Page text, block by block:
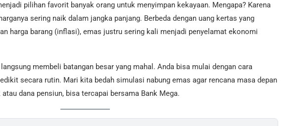
pilihan favorit banyak orang untuk menyimpan kekayaan. Mengapa? Karena
sering naik dalam jangka panjang. Berbeda dengan uang kertas yang
harga barang (inflasi), emas justru sering kali menjadi penyelamat ekonomi
membeli batangan besar yang mahal. Anda bisa mulai dengan cara
secara rutin. Mari kita bedah simulasi nabung emas agar rencana masa depan
dana pensiun, bisa tercapai bersama Bank Mega.